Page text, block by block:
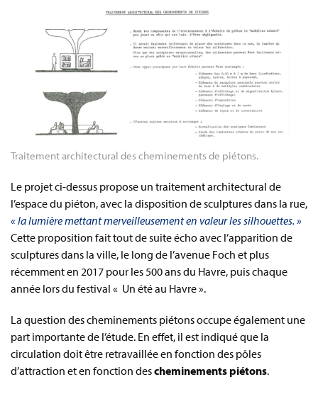
Traitement architectural des cheminements de piétons.
Le projet ci-dessus propose un traitement architectural de
l’espace du piéton, avec la disposition de sculptures dans la rue,
« la lumière mettant merveilleusement en valeur les silhouettes. »
Cette proposition fait tout de suite écho avec l’apparition de
sculptures dans la ville, le long de l’avenue Foch et plus
récemment en 2017 pour les 500 ans du Havre, puis chaque
année lors du festival « Un été au Havre ».
La question des cheminements piétons occupe également une
part importante de l’étude. En effet, il est indiqué que la
circulation doit être retravaillée en fonction des pôles
d’attraction et en fonction descheminements piétons.